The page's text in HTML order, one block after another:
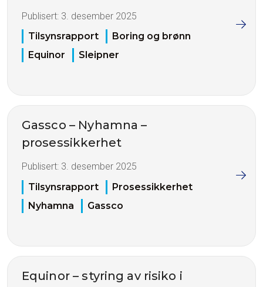
Publisert: 3. desember 2025
Tilsynsrapport
Boring og brønn
Equinor
Sleipner
Gassco – Nyhamna –
prosessikkerhet
Publisert: 3. desember 2025
Tilsynsrapport
Prosessikkerhet
Nyhamna
Gassco
Equinor – styring av risiko i